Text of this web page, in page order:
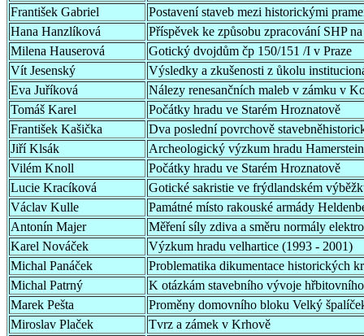
František Gabriel
Postavení staveb mezi historickými
Hana Hanzlíková
Příspěvek ke způsobu zpracování SHP
Milena Hauserová
Gotický dvojdům čp 150/151 /I v Praze
Vít Jesenský
Výsledky a zkušenosti z ůkolu
Eva Juříková
Nálezy renesančních maleb v zámku v
Tomáš Karel
Počátky hradu ve Starém Hroznatově
František Kašička
Dva poslední povrchově
Jiří Klsák
Archeologický výzkum hradu
Vilém Knoll
Počátky hradu ve Starém Hroznatově
Lucie Kracíková
Gotické sakristie ve frýdlandském
Václav Kulle
Památné místo rakouské armády
Antonín Majer
Měření síly zdiva a směru normály
Karel Nováček
Výzkum hradu velhartice (1993 - 2001)
Michal Panáček
Problematika dikumentace historických
Michal Patrný
K otázkám stavebního vývoje
Marek Pešta
Proměny domovního bloku Velký
Miroslav Plaček
Tvrz a zámek v Krhově